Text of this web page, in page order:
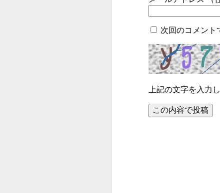
次回のコメント
上記の文字を入力